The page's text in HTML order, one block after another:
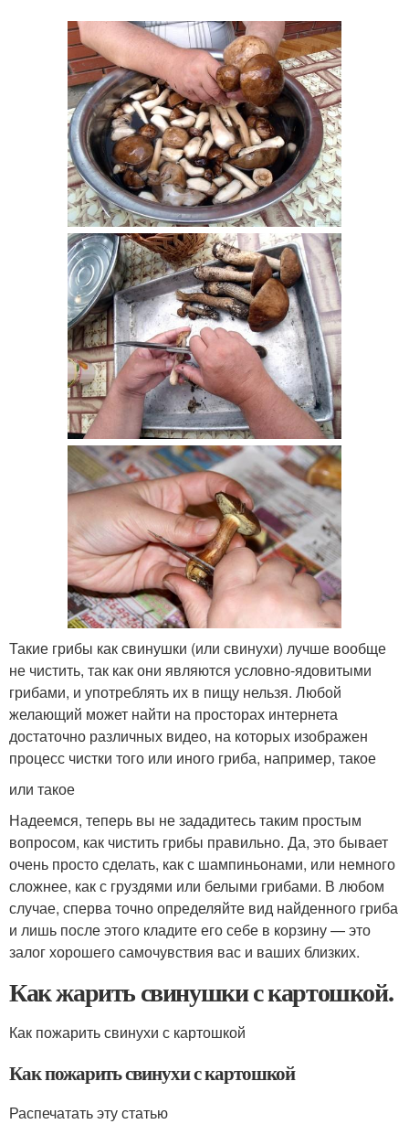
Такие грибы как свинушки (или свинухи) лучше вообще
не чистить, так как они являются условно-ядовитыми
грибами, и употреблять их в пищу нельзя. Любой
желающий может найти на просторах интернета
достаточно различных видео, на которых изображен
процесс чистки того или иного гриба, например, такое
или такое
Надеемся, теперь вы не зададитесь таким простым
вопросом, как чистить грибы правильно. Да, это бывает
очень просто сделать, как с шампиньонами, или немного
сложнее, как с груздями или белыми грибами. В любом
случае, сперва точно определяйте вид найденного гриба
и лишь после этого кладите его себе в корзину — это
залог хорошего самочувствия вас и ваших близких.
Как жарить свинушки с картошкой.
Как пожарить свинухи с картошкой
Как пожарить свинухи с картошкой
Распечатать эту статью